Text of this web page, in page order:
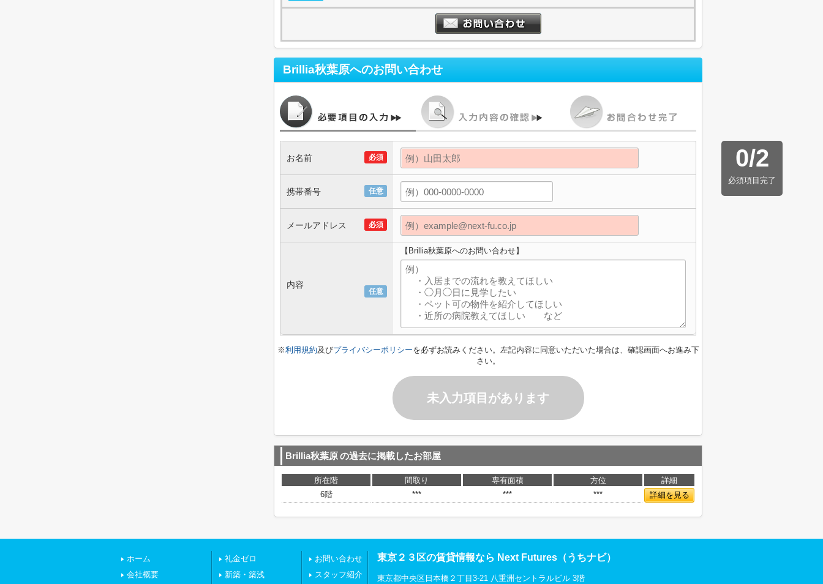
Brillia秋葉原へのお問い合わせ
0/2
必須項目完了
必須
お名前
任意
携帯番号
必須
メールアドレス
任意
内容
【Brillia秋葉原へのお問い合わせ】
※利用規約及びプライバシーポリシーを必ずお読みください。左記内容に同意いただいた場合は、確認画面へお進み下
さい。
未入力項目があります
Brillia秋葉原 の過去に掲載したお部屋
所在階 間取り 専有面積 方位
詳細
6階
*** *** *** 詳細を見る
ホーム
会社概要
礼金ゼロ
新築・築浅
お問い合わせ
スタッフ紹介
東京２３区の賃貸情報なら Next Futures（うちナビ）
東京都中央区日本橋２丁目3-21 八重洲セントラルビル 3階